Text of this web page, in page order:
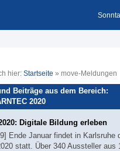
hier: Startseite » move-Meldungen
Beiträge aus dem Bereich:
2020
Digitale Bildung erleben
Ende Januar findet in Karlsruhe
statt. Über 340 Aussteller aus